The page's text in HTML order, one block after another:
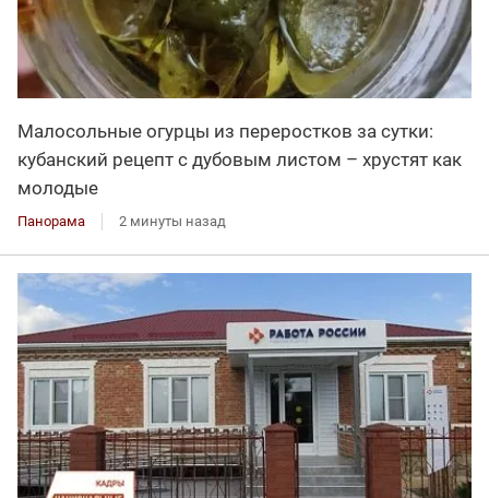
Малосольные огурцы из переростков за сутки:
кубанский рецепт с дубовым листом – хрустят как
молодые
Панорама 2 минуты назад